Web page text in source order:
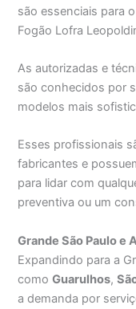
são essenciais para
Fogão Lofra
As autorizadas e
são conhecidos por
modelos mais
Esses profissionais
fabricantes e
para lidar com
preventiva ou um
Grande São Paulo e
Expandindo para a
comoGuarulhos,
a demanda por